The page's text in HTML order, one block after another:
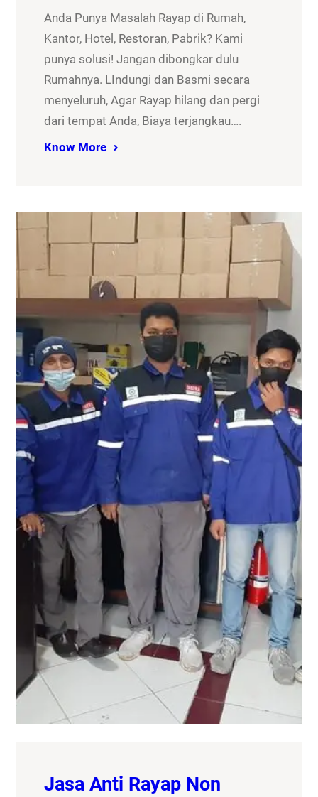
Anda Punya Masalah Rayap di Rumah,
Kantor, Hotel, Restoran, Pabrik? Kami
punya solusi! Jangan dibongkar dulu
Rumahnya. LIndungi dan Basmi secara
menyeluruh, Agar Rayap hilang dan pergi
dari tempat Anda, Biaya terjangkau….
Know More
Jasa Anti Rayap Non